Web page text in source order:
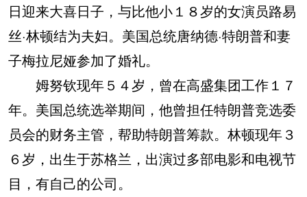
日迎来大喜日子，与比他小１８岁的女演员路易
丝·林顿结为夫妇。美国总统唐纳德·特朗普和妻
子梅拉尼娅参加了婚礼。
姆努钦现年５４岁，曾在高盛集团工作１７
年。美国总统选举期间，他曾担任特朗普竞选委
员会的财务主管，帮助特朗普筹款。林顿现年３
６岁，出生于苏格兰，出演过多部电影和电视节
目，有自己的公司。